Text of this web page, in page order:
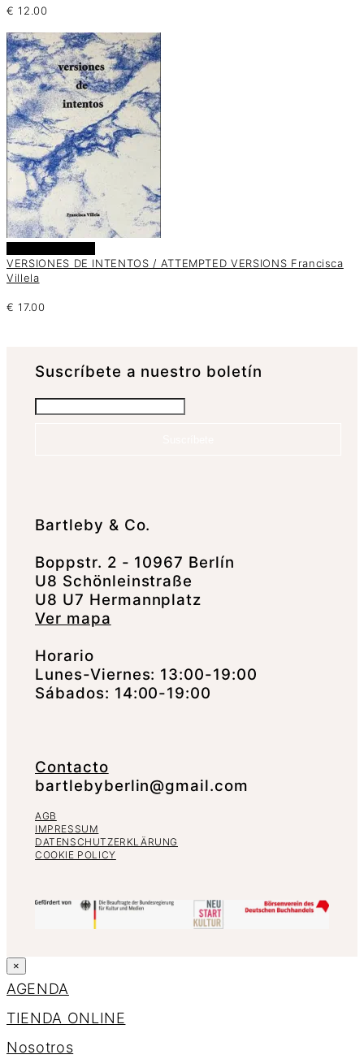
€ 12.00
VERSIONES DE INTENTOS / ATTEMPTED VERSIONS Francisca
Villela
€ 17.00
Suscrí­bete a nuestro boletín
Bartleby & Co.
Boppstr. 2 - 10967 Berlín
U8 Schönleinstraße
U8 U7 Hermannplatz
Ver mapa
Horario
Lunes-Viernes: 13:00-19:00
Sábados: 14:00-19:00
Contacto
bartlebyberlin@gmail.com
AGB
IMPRESSUM
DATENSCHUTZERKLÄRUNG
COOKIE POLICY
×
AGENDA
TIENDA ONLINE
Nosotros